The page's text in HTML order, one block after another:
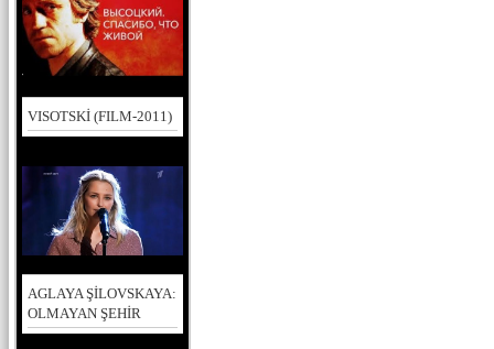
VISOTSKİ (FILM-2011)
AGLAYA ŞİLOVSKAYA:
OLMAYAN ŞEHİR